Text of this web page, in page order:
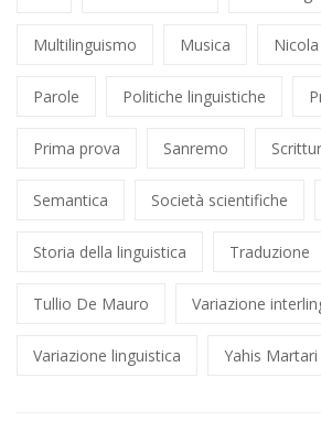
Multilinguismo Musica
Parole Politiche linguistiche
Prima prova Sanremo
Semantica Società scientifiche
Storia della linguistica Traduzione
Tullio De Mauro Variazione
Variazione linguistica Yahis Martari